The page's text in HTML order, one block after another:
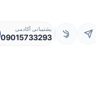
پشتیبانی آکادمی
09015733293